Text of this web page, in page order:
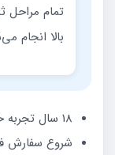
تمام مراحل
بالا انجام
18 سال تجربه خدمات کافی نت و دولت الکترونیک
شروع سفارش فوری بین